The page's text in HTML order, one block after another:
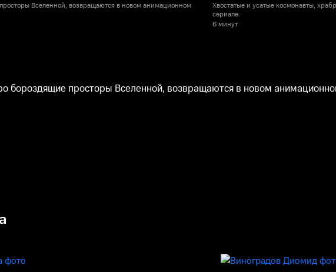
Вселенной, возвращаются в новом анимационном
Хвостатые и усатые космонавты,
сериале.
6 минут
бороздящие просторы Вселенной, возвращаются в новом